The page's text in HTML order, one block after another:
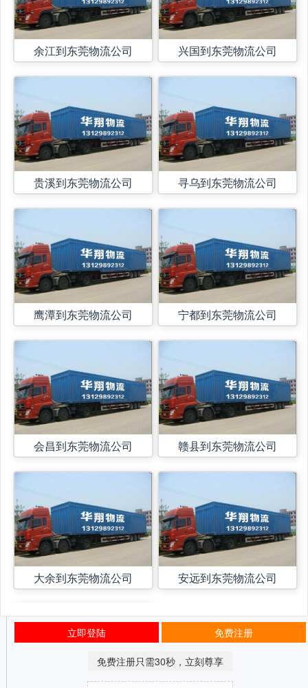
余江到东莞物流公司
贵溪到东莞物流公司
鹰潭到东莞物流公司
会昌到东莞物流公司
大余到东莞物流公司
兴国到东莞物流公司
寻乌到东莞物流公司
宁都到东莞物流公司
赣县到东莞物流公司
安远到东莞物流公司
立即登陆 免费注册
免费注册只需30秒，立刻尊享